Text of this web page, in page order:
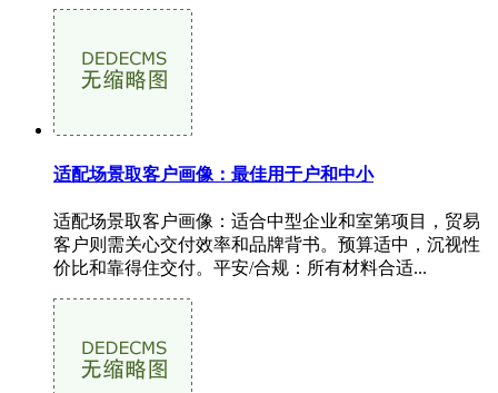
适配场景取客户画像：最佳用于户和中小
适配场景取客户画像：适合中型企业和室第项目，贸易
客户则需关心交付效率和品牌背书。预算适中，沉视性
价比和靠得住交付。平安/合规：所有材料合适...